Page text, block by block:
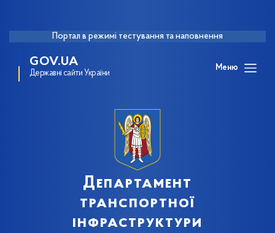
Портал в режимі тестування та наповнення
GOV.UA
Державні сайти України
Меню
Департамент
транспортної
інфраструктури